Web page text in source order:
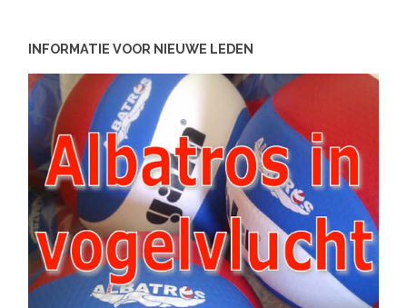
INFORMATIE VOOR NIEUWE LEDEN